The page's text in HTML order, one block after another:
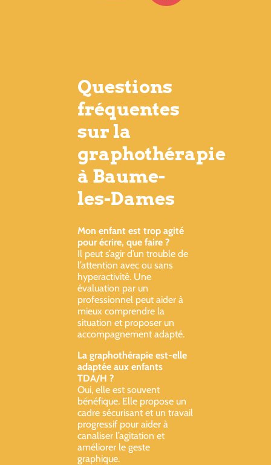
Questions
fréquentes
sur la
graphothérapie
à Baume-
les-Dames
Mon enfant est trop agité
pour écrire, que faire ?
Il peut s’agir d’un trouble de
l’attention avec ou sans
hyperactivité. Une
évaluation par un
professionnel peut aider à
mieux comprendre la
situation et proposer un
accompagnement adapté.
La graphothérapie est-elle
adaptée aux enfants
TDA/H ?
Oui, elle est souvent
bénéfique. Elle propose un
cadre sécurisant et un travail
progressif pour aider à
canaliser l’agitation et
améliorer le geste
graphique.